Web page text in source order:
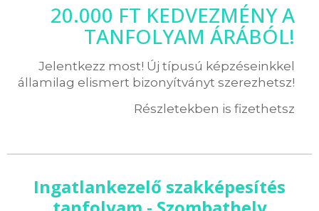
20.000 FT KEDVEZMÉNY A
TANFOLYAM ÁRÁBÓL!
Jelentkezz most! Új típusú képzéseinkkel
államilag elismert bizonyítványt szerezhetsz!
Részletekben is fizethetsz
Ingatlankezelő szakképesítés